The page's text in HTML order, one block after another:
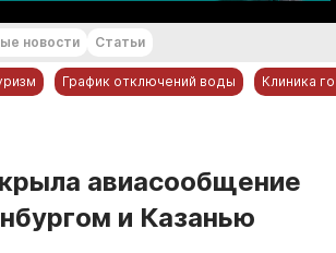
новости Статьи
График отключений воды Клиника
авиасообщение
и Казанью